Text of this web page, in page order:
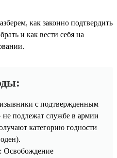
как законно подтвердить
и как вести себя на
с подтвержденным
не подлежат службе в армии
категорию годности
Освобождение